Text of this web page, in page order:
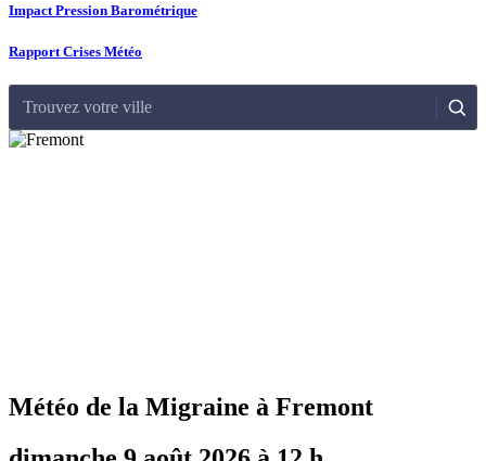
Impact Pression Barométrique
Rapport Crises Météo
Trouvez votre ville
Météo de la Migraine à Fremont